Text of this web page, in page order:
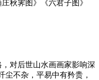
秋霁图》《六君子图》
对后世山水画画家影响深
尘不杂，平易中有矜贵，